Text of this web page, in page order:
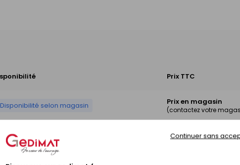
Continuer sans
Prix TTC
Disponibilité selon magasin Prix en magasin
(contactez votre
Disponibilité selon magasin Prix en magasin